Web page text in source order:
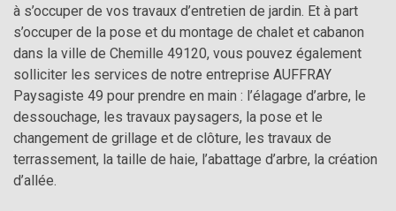
à s’occuper de vos travaux d’entretien de jardin. Et à part
s’occuper de la pose et du montage de chalet et cabanon
dans la ville de Chemille 49120, vous pouvez également
solliciter les services de notre entreprise AUFFRAY
Paysagiste 49 pour prendre en main : l’élagage d’arbre, le
dessouchage, les travaux paysagers, la pose et le
changement de grillage et de clôture, les travaux de
terrassement, la taille de haie, l’abattage d’arbre, la création
d’allée.